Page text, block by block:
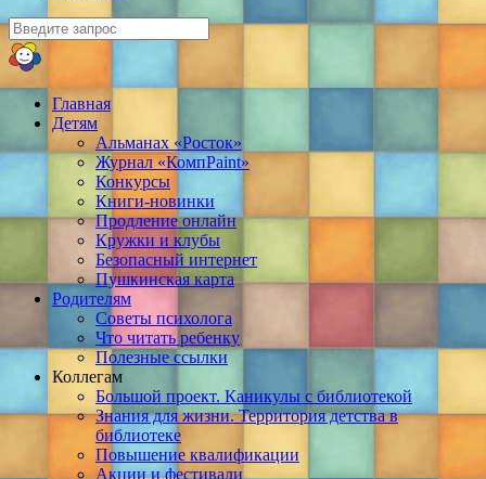
Главная
Детям
Альманах «Росток»
Журнал «КомпPaint»
Конкурсы
Книги-новинки
Продление онлайн
Кружки и клубы
Безопасный интернет
Пушкинская карта
Родителям
Советы психолога
Что читать ребенку
Полезные ссылки
Коллегам
Большой проект. Каникулы с библиотекой
Знания для жизни. Территория детства в
библиотеке
Повышение квалификации
Акции и фестивали